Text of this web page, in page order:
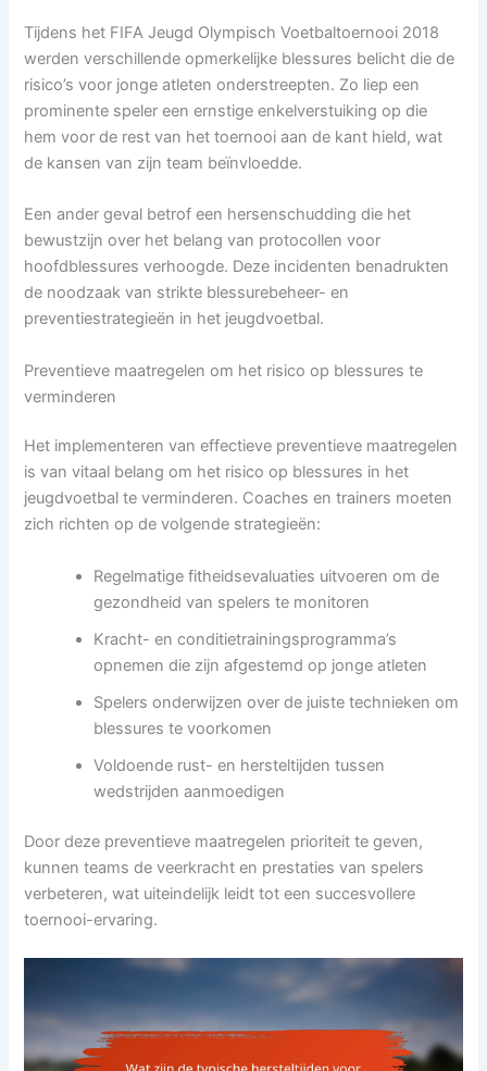
Tijdens het FIFA Jeugd Olympisch Voetbaltoernooi 2018
werden verschillende opmerkelijke blessures belicht die de
risico’s voor jonge atleten onderstreepten. Zo liep een
prominente speler een ernstige enkelverstuiking op die
hem voor de rest van het toernooi aan de kant hield, wat
de kansen van zijn team beïnvloedde.
Een ander geval betrof een hersenschudding die het
bewustzijn over het belang van protocollen voor
hoofdblessures verhoogde. Deze incidenten benadrukten
de noodzaak van strikte blessurebeheer- en
preventiestrategieën in het jeugdvoetbal.
Preventieve maatregelen om het risico op blessures te
verminderen
Het implementeren van effectieve preventieve maatregelen
is van vitaal belang om het risico op blessures in het
jeugdvoetbal te verminderen. Coaches en trainers moeten
zich richten op de volgende strategieën:
Regelmatige fitheidsevaluaties uitvoeren om de
gezondheid van spelers te monitoren
Kracht- en conditietrainingsprogramma’s
opnemen die zijn afgestemd op jonge atleten
Spelers onderwijzen over de juiste technieken om
blessures te voorkomen
Voldoende rust- en hersteltijden tussen
wedstrijden aanmoedigen
Door deze preventieve maatregelen prioriteit te geven,
kunnen teams de veerkracht en prestaties van spelers
verbeteren, wat uiteindelijk leidt tot een succesvollere
toernooi-ervaring.